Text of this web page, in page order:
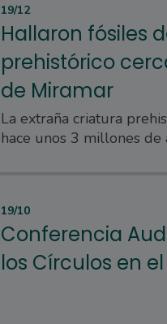
19/12
Hallaron fósiles
prehistórico
de Miramar
La extraña criatura
hace unos 3 millones de
19/10
Conferencia
los Círculos en el